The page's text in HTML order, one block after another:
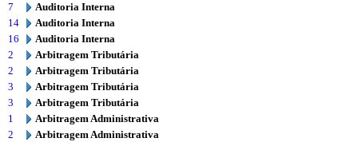
7
Auditoria Interna
14
Auditoria Interna
16
Auditoria Interna
2
Arbitragem Tributária
2
Arbitragem Tributária
3
Arbitragem Tributária
3
Arbitragem Tributária
1
Arbitragem Administrativa
2
Arbitragem Administrativa